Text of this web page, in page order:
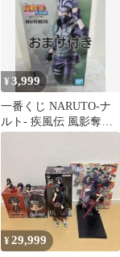
¥3,999
一番くじ NARUTO-ナ
ルト- 疾風伝 風影奪還
編 C賞 はたけカカシ
¥29,999